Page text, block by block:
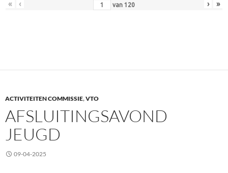
« ‹ van 120 › »
ACTIVITEITEN COMMISSIE,VTO
AFSLUITINGSAVOND
JEUGD
09-04-2025